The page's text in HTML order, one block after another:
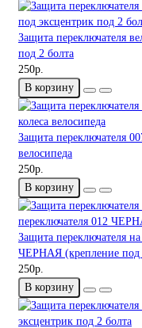
Защита переключателя
под 2 болта
250р.
В корзину
Защита переключателя
велосипеда
250р.
В корзину
Защита переключателя
ЧЕРНАЯ (крепление под
250р.
В корзину